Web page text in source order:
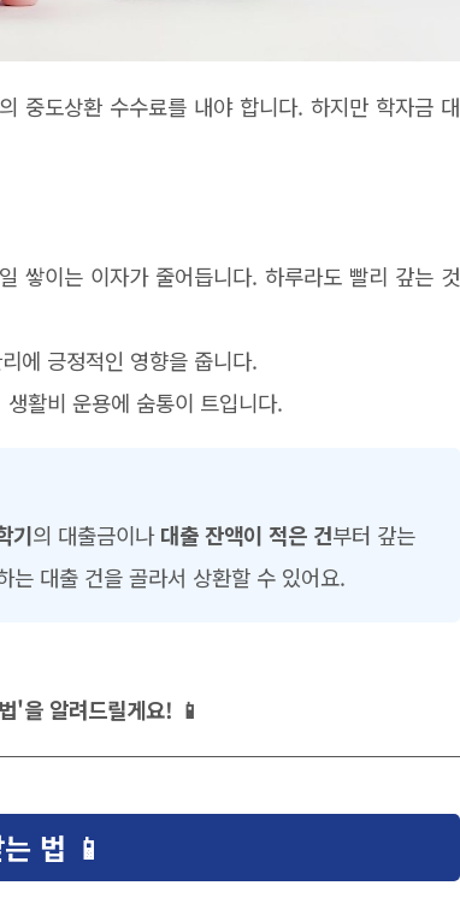
중도상환 수수료를 내야 합니다. 하지만 학자금 대
쌓이는 이자가 줄어듭니다. 하루라도 빨리 갚는 것
에 긍정적인 영향을 줍니다.
활비 운용에 숨통이 트입니다.
기의 대출금이나대출 잔액이 적은 건부터 갚는
는 대출 건을 골라서 상환할 수 있어요.
'을 알려드릴게요! 📱
법 📱